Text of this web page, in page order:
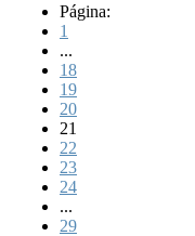
Página:
1
...
18
19
20
21
22
23
24
...
29